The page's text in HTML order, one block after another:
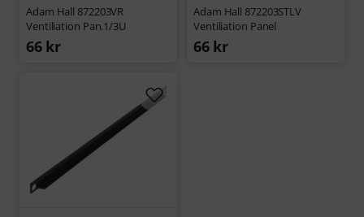
Adam Hall 872203VR
Ventiliation Pan.1/3U
66 kr
Adam Hall 872203STLV
Ventiliation Panel
66 kr